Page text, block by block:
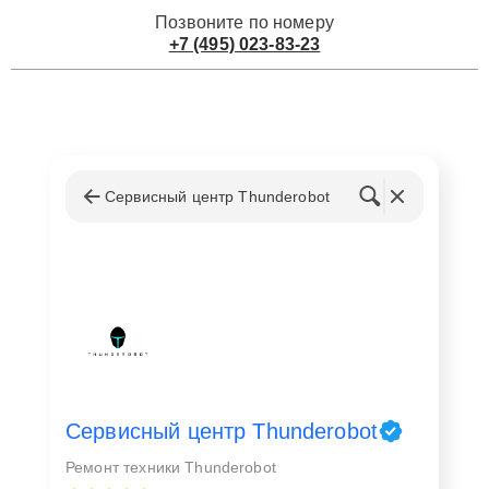
Позвоните по номеру
+7 (495) 023-83-23
Сервисный центр Thunderobot
Сервисный центр Thunderobot
Ремонт техники Thunderobot